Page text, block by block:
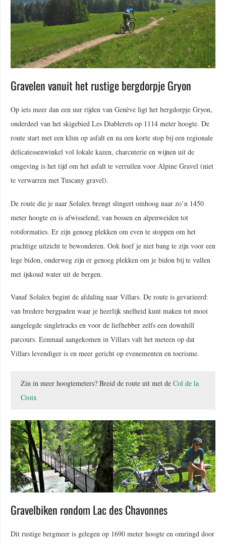
Gravelen vanuit het rustige bergdorpje Gryon
Op iets meer dan een uur rijden van Genève ligt het bergdorpje Gryon,
onderdeel van het skigebied Les Diablerets op 1114 meter hoogte. De
route start met een klim op asfalt en na een korte stop bij een regionale
delicatessenwinkel vol lokale kazen, charcuterie en wijnen uit de
omgeving is het tijd om het asfalt te verruilen voor Alpine Gravel (niet
te verwarren met Tuscany gravel).
De route die je naar Solalex brengt slingert omhoog naar zo’n 1450
meter hoogte en is afwisselend; van bossen en alpenweiden tot
rotsformaties. Er zijn genoeg plekken om even te stoppen om het
prachtige uitzicht te bewonderen. Ook hoef je niet bang te zijn voor een
lege bidon, onderweg zijn er genoeg plekken om je bidon bij te vullen
met ijskoud water uit de bergen.
Vanaf Solalex begint de afdaling naar Villars. De route is gevarieerd:
van bredere bergpaden waar je heerlijk snelheid kunt maken tot mooi
aangelegde singletracks en voor de liefhebber zelfs een downhill
parcours. Eenmaal aangekomen in Villars valt het meteen op dat
Villars levendiger is en meer gericht op evenementen en toerisme.
Zin in meer hoogtemeters? Breid de route uit met de Col de la
Croix
Gravelbiken rondom Lac des Chavonnes
Dit rustige bergmeer is gelegen op 1690 meter hoogte en omringd door